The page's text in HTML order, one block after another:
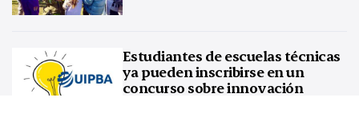
Estudiantes de escuelas técnicas
ya pueden inscribirse en un
concurso sobre innovación